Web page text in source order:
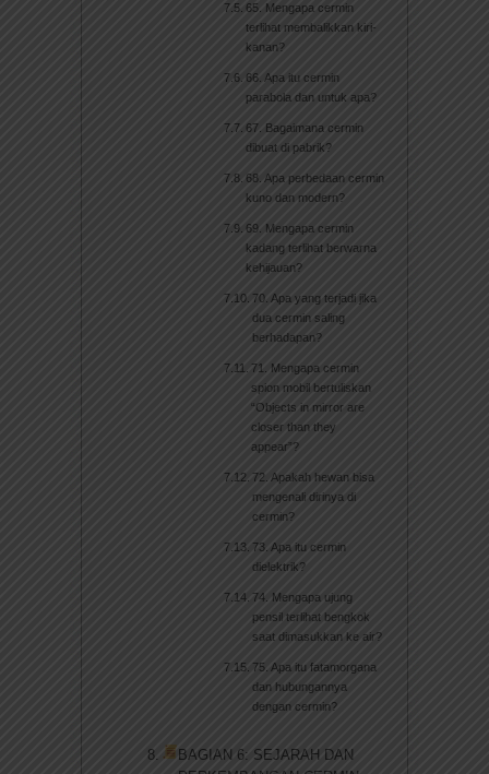
65. Mengapa cermin
terlihat membalikkan kiri-
kanan?
66. Apa itu cermin
parabola dan untuk apa?
67. Bagaimana cermin
dibuat di pabrik?
68. Apa perbedaan cermin
kuno dan modern?
69. Mengapa cermin
kadang terlihat berwarna
kehijauan?
70. Apa yang terjadi jika
dua cermin saling
berhadapan?
71. Mengapa cermin
spion mobil bertuliskan
“Objects in mirror are
closer than they
appear”?
72. Apakah hewan bisa
mengenali dirinya di
cermin?
73. Apa itu cermin
dielektrik?
74. Mengapa ujung
pensil terlihat bengkok
saat dimasukkan ke air?
75. Apa itu fatamorgana
dan hubungannya
dengan cermin?
BAGIAN 6: SEJARAH DAN